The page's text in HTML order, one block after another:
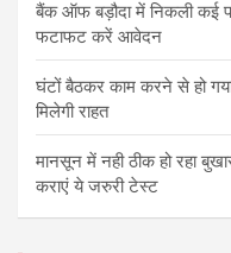
बैंक ऑफ बड़ौदा में निकली कई
फटाफट करें आवेदन
घंटों बैठकर काम करने से हो
मिलेगी राहत
मानसून में नही ठीक हो रहा
कराएं ये जरुरी टेस्ट